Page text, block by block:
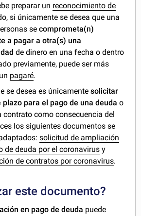
preparar un reconocimiento de
si únicamente se desea que una
secomprometa(n)
a pagar a otra(s) una
de dinero en una fecha o dentro
previamente, puede ser más
pagaré.
se desea es únicamentesolicitar
para el pago de una deuda o
contrato como consecuencia del
los siguientes documentos se
solicitud de ampliación
de deuda por el coronavirus y
de contratos por coronavirus.
este documento?
en pago de deuda puede